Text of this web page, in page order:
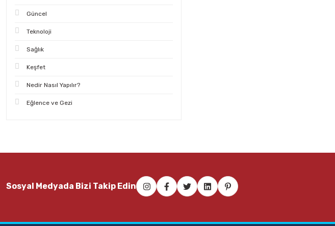
Güncel
Teknoloji
Sağlık
Keşfet
Nedir Nasıl Yapılır?
Eğlence ve Gezi
Sosyal Medyada Bizi Takip Edin